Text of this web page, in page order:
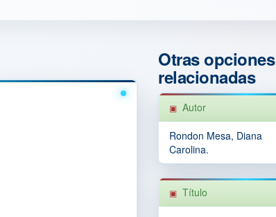
Otras opciones
relacionadas
Autor
Rondon Mesa, Diana
Carolina.
Título